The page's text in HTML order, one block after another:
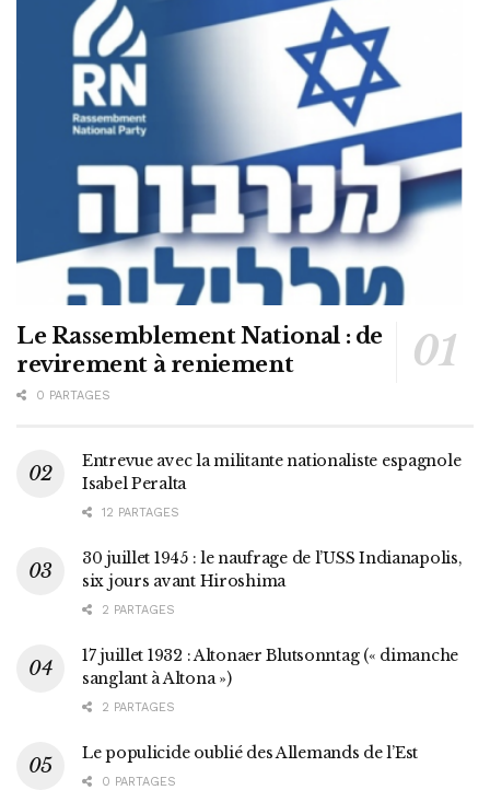
Le Rassemblement National : de
revirement à reniement
0 PARTAGES
Entrevue avec la militante nationaliste espagnole
Isabel Peralta
12 PARTAGES
30 juillet 1945 : le naufrage de l’USS Indianapolis,
six jours avant Hiroshima
2 PARTAGES
17 juillet 1932 : Altonaer Blutsonntag (« dimanche
sanglant à Altona »)
2 PARTAGES
Le populicide oublié des Allemands de l’Est
0 PARTAGES